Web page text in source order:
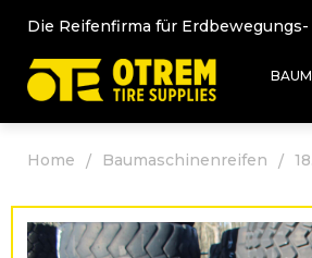
Die Reifenfirma für
Home Baumaschinenreifen